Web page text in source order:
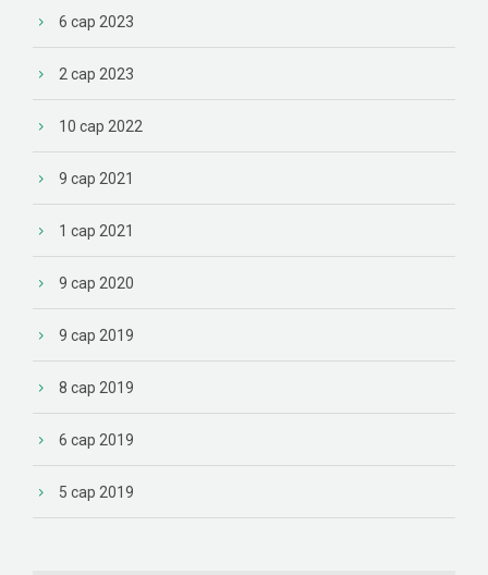
6 сар 2023
2 сар 2023
10 сар 2022
9 сар 2021
1 сар 2021
9 сар 2020
9 сар 2019
8 сар 2019
6 сар 2019
5 сар 2019